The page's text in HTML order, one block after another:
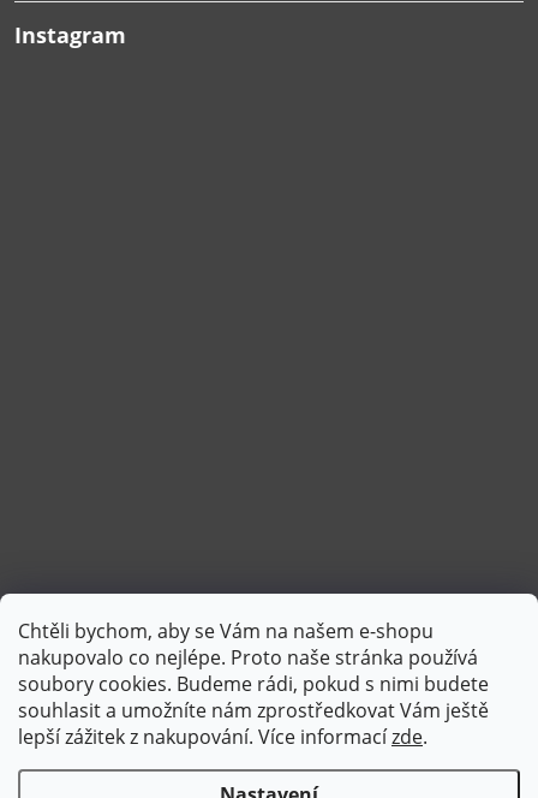
Chtěli bychom, aby se Vám na našem e-shopu
nakupovalo co nejlépe. Proto naše stránka používá
soubory cookies. Budeme rádi, pokud s nimi budete
souhlasit a umožníte nám zprostředkovat Vám ještě
lepší zážitek z nakupování. Více informacízde.
Instagram
Sledovat na Instagramu